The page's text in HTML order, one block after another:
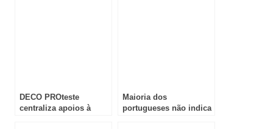
DECO PROteste
centraliza apoios à
Maioria dos
portugueses não indica